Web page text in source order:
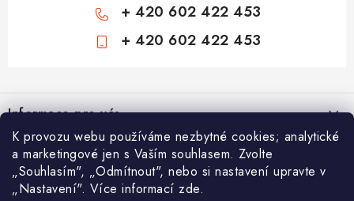
K provozu webu používáme nezbytné cookies; analytické
a marketingové jen s Vaším souhlasem. Zvolte
„Souhlasím", „Odmítnout", nebo si nastavení upravte v
„Nastavení". Více informací zde.
+ 420 602 422 453
+ 420 602 422 453
á
pInformace pro vás
Zámečnické služby
Státní instituce
Nákupní košík
0KS /0 KČ
Vyhledávání